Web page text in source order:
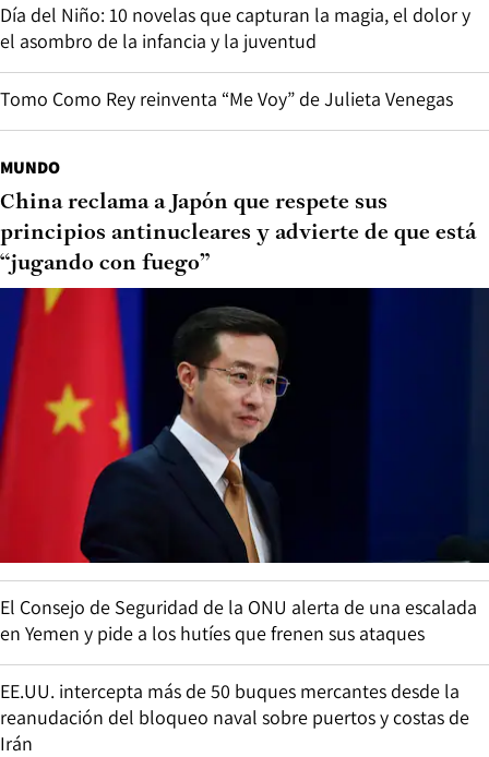
Día del Niño: 10 novelas que capturan la magia, el dolor y
el asombro de la infancia y la juventud
Tomo Como Rey reinventa “Me Voy” de Julieta Venegas
MUNDO
China reclama a Japón que respete sus
principios antinucleares y advierte de que está
“jugando con fuego”
El Consejo de Seguridad de la ONU alerta de una escalada
en Yemen y pide a los hutíes que frenen sus ataques
EE.UU. intercepta más de 50 buques mercantes desde la
reanudación del bloqueo naval sobre puertos y costas de
Irán